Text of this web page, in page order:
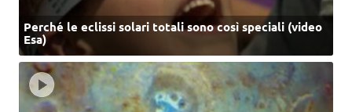
Perché le eclissi solari totali sono così speciali (video
Esa)